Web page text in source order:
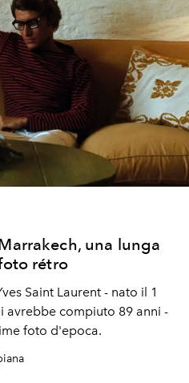
una lunga
rétro
Saint Laurent - nato il 1
avrebbe compiuto 89 anni -
foto d'epoca.